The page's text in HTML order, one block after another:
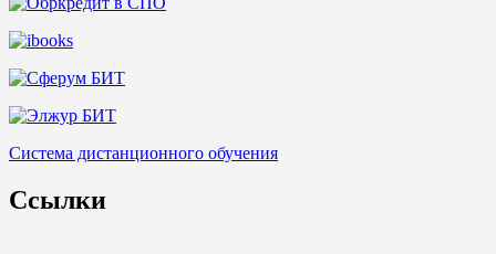
Система дистанционного обучения
Ссылки